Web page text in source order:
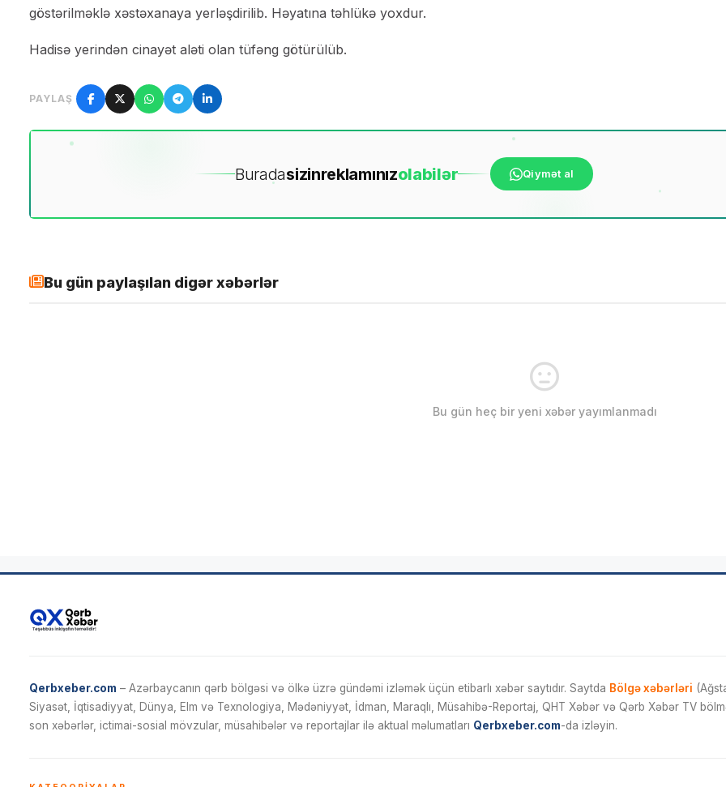
göstərilməklə xəstəxanaya yerləşdirilib. Həyatına təhlükə yoxdur.
Hadisə yerindən cinayət aləti olan tüfəng götürülüb.
PAYLAŞ
Buradasizinreklamınızolabilər Qiymət al
Bu gün paylaşılan digər xəbərlər
Bu gün heç bir yeni xəbər yayımlanmadı
Qerbxeber.com – Azərbaycanın qərb bölgəsi və ölkə üzrə gündəmi izləmək üçün etibarlı xəbər saytıdır. Saytda Bölgə xəbərləri
Siyasət, İqtisadiyyat, Dünya, Elm və Texnologiya, Mədəniyyət, İdman, Maraqlı, Müsahibə-Reportaj, QHT Xəbər və Qərb Xəbər TV
son xəbərlər, ictimai-sosial mövzular, müsahibələr və reportajlar ilə aktual məlumatları Qerbxeber.com-da izləyin.